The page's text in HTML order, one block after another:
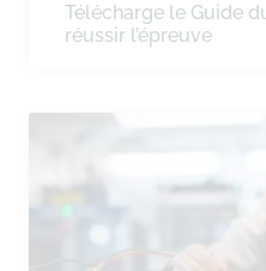
Télécharge le Guide
réussir l’épreuve